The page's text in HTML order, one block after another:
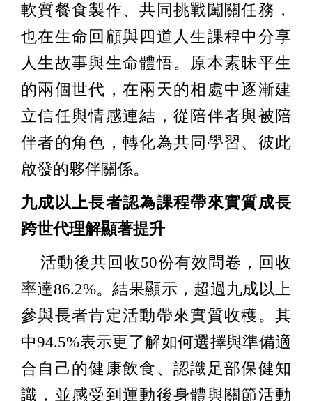
軟質餐食製作、共同挑戰闖關任務，
也在生命回顧與四道人生課程中分享
人生故事與生命體悟。原本素昧平生
的兩個世代，在兩天的相處中逐漸建
立信任與情感連結，從陪伴者與被陪
伴者的角色，轉化為共同學習、彼此
啟發的夥伴關係。
九成以上長者認為課程帶來實質成長
跨世代理解顯著提升
活動後共回收50份有效問卷，回收
率達86.2%。結果顯示，超過九成以上
參與長者肯定活動帶來實質收穫。其
中94.5%表示更了解如何選擇與準備適
合自己的健康飲食、認識足部保健知
識，並感受到運動後身體與關節活動